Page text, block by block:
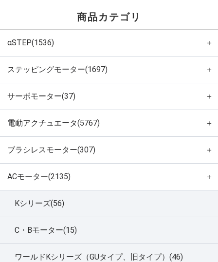
商品カテゴリ
αSTEP(1536) ＋
ステッピングモーター(1697) ＋
サーボモーター(37) ＋
電動アクチュエータ(5767) ＋
ブラシレスモーター(307) ＋
ACモーター(2135) ＋
Kシリーズ(56)
C・Bモーター(15)
ワールドKシリーズ（GUタイプ、旧タイプ）(46)